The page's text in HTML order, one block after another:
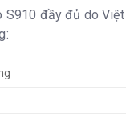
S910 đầy đủ do Việt